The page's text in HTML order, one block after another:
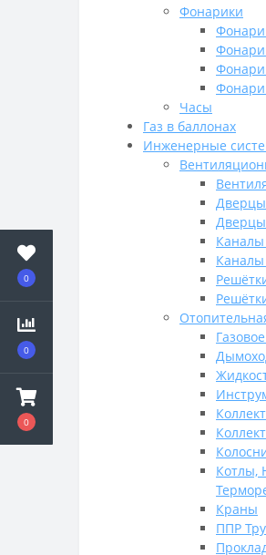
0
0
0
Фонарики
Часы
Газ в баллонах
Инженерные
Дверцы
Дверцы
Каналы
Котлы,
Краны
ППР